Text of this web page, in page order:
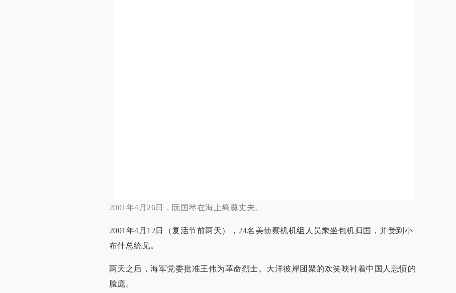
2001年4月26日，阮国琴在海上祭奠丈夫。
2001年4月12日（复活节前两天），24名美侦察机机组人员乘坐包机归国，并受到小
布什总统见。
两天之后，海军党委批准王伟为革命烈士。大洋彼岸团聚的欢笑映衬着中国人悲愤的
脸庞。